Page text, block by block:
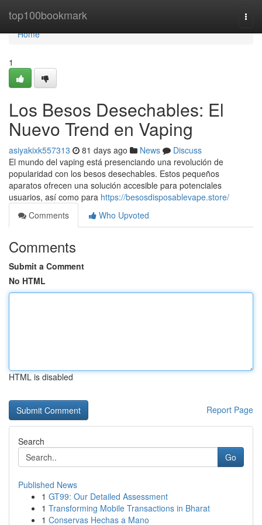
top100bookmark
Home
Home
1
Los Besos Desechables: El
Nuevo Trend en Vaping
asiyakixk557313 81 days ago News
Discuss
El mundo del vaping está presenciando una revolución de
popularidad con los besos desechables. Estos pequeños
aparatos ofrecen una solución accesible para potenciales
usuarios, así como para https://besosdisposablevape.store/
Comments
Who Upvoted
Comments
Submit a Comment
No HTML
HTML is disabled
Report Page
Search
Go
Published News
1 GT99: Our Detailed Assessment
1 Transforming Mobile Transactions in Bharat
1 Conservas Hechas a Mano